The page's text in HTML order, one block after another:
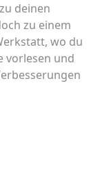
deinen
zu einem
wo du
vorlesen und